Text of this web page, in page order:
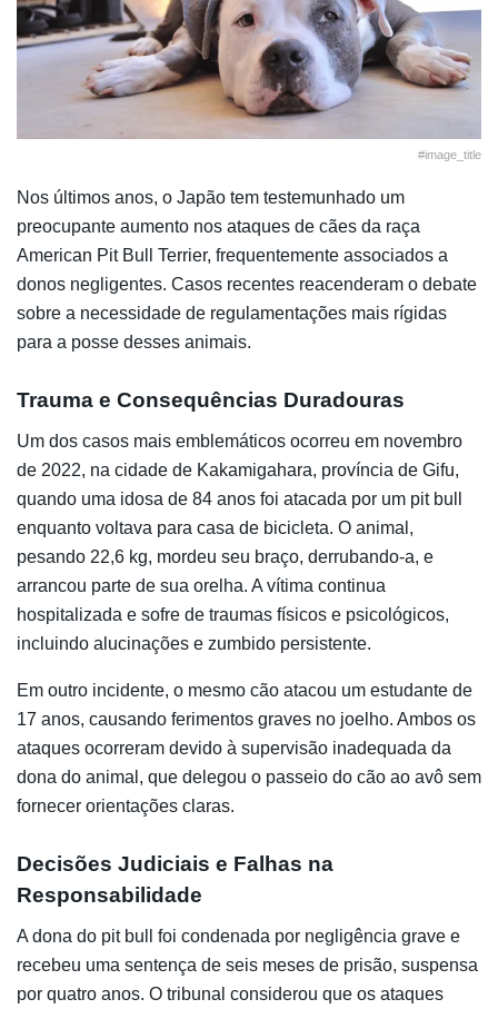
#image_title
Nos últimos anos, o Japão tem testemunhado um
preocupante aumento nos ataques de cães da raça
American Pit Bull Terrier, frequentemente associados a
donos negligentes. Casos recentes reacenderam o debate
sobre a necessidade de regulamentações mais rígidas
para a posse desses animais.
Trauma e Consequências Duradouras
Um dos casos mais emblemáticos ocorreu em novembro
de 2022, na cidade de Kakamigahara, província de Gifu,
quando uma idosa de 84 anos foi atacada por um pit bull
enquanto voltava para casa de bicicleta. O animal,
pesando 22,6 kg, mordeu seu braço, derrubando-a, e
arrancou parte de sua orelha. A vítima continua
hospitalizada e sofre de traumas físicos e psicológicos,
incluindo alucinações e zumbido persistente.
Em outro incidente, o mesmo cão atacou um estudante de
17 anos, causando ferimentos graves no joelho. Ambos os
ataques ocorreram devido à supervisão inadequada da
dona do animal, que delegou o passeio do cão ao avô sem
fornecer orientações claras.
Decisões Judiciais e Falhas na
Responsabilidade
A dona do pit bull foi condenada por negligência grave e
recebeu uma sentença de seis meses de prisão, suspensa
por quatro anos. O tribunal considerou que os ataques